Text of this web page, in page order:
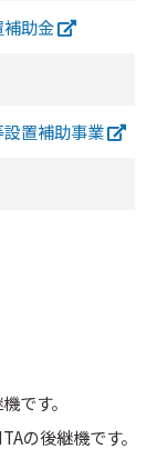
助金
置補助事業
です。
の後継機です。